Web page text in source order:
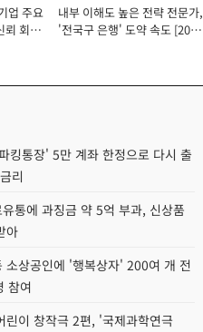
업 주요
뢰 회복
내부 이해도 높은 전략 전문가,
'전국구 은행' 도약 속도 [2026
킹통장' 5만 계좌 한정으로 다시 출
리
통에 과징금 약 5억 부과, 신상품
아
소상공인에 '행복상자' 200여 개 전
참여
린이 창작극 2편, '국제과학연극